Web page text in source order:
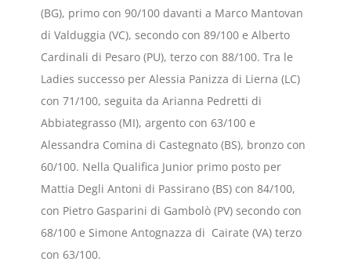
(BG), primo con 90/100 davanti a Marco Mantovan
di Valduggia (VC), secondo con 89/100 e Alberto
Cardinali di Pesaro (PU), terzo con 88/100. Tra le
Ladies successo per Alessia Panizza di Lierna (LC)
con 71/100, seguita da Arianna Pedretti di
Abbiategrasso (MI), argento con 63/100 e
Alessandra Comina di Castegnato (BS), bronzo con
60/100. Nella Qualifica Junior primo posto per
Mattia Degli Antoni di Passirano (BS) con 84/100,
con Pietro Gasparini di Gambolò (PV) secondo con
68/100 e Simone Antognazza di Cairate (VA) terzo
con 63/100.